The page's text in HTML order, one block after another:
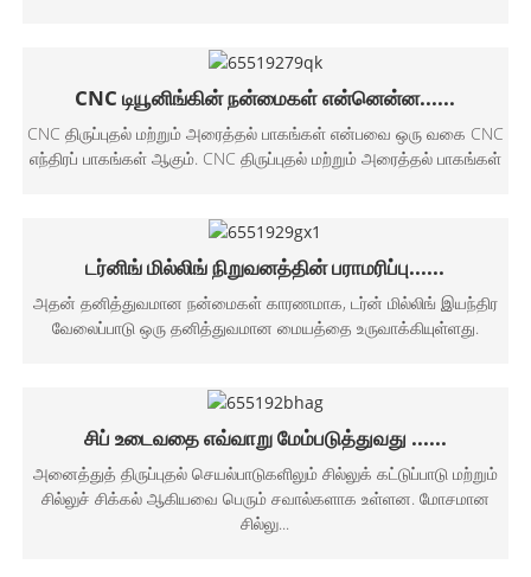
CNC டியூனிங்கின் நன்மைகள் என்னென்ன......
CNC திருப்புதல் மற்றும் அரைத்தல் பாகங்கள் என்பவை ஒரு வகை CNC
எந்திரப் பாகங்கள் ஆகும். CNC திருப்புதல் மற்றும் அரைத்தல் பாகங்கள்
டர்னிங் மில்லிங் நிறுவனத்தின் பராமரிப்பு......
அதன் தனித்துவமான நன்மைகள் காரணமாக, டர்ன் மில்லிங் இயந்திர
வேலைப்பாடு ஒரு தனித்துவமான மையத்தை உருவாக்கியுள்ளது.
சிப் உடைவதை எவ்வாறு மேம்படுத்துவது ......
அனைத்துத் திருப்புதல் செயல்பாடுகளிலும் சில்லுக் கட்டுப்பாடு மற்றும்
சில்லுச் சிக்கல் ஆகியவை பெரும் சவால்களாக உள்ளன. மோசமான
சில்லு...